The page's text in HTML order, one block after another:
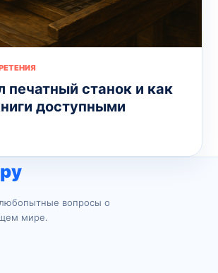
печатный станок и как
доступными
вопросы о
мире.